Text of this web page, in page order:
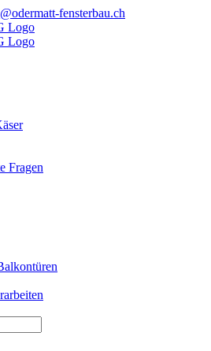
fensterbau.ch
Fragen